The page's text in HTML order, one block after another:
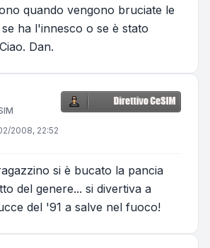
quando vengono bruciate le
ha l'innesco o se è stato
Dan.
2008, 22:52
si è bucato la pancia
del genere... si divertiva a
del '91 a salve nel fuoco!